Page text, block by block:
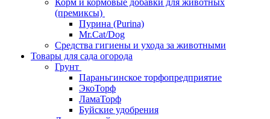
Корм и кормовые добавки для животных
(премиксы)
Пурина (Purina)
Mr.Cat/Dog
Средства гигиены и ухода за животными
Товары для сада огорода
Грунт
Параньгинское торфопредприятие
ЭкоТорф
ЛамаТорф
Буйские удобрения